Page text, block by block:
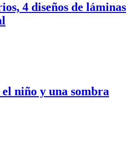
4 diseños de láminas
niño y una sombra